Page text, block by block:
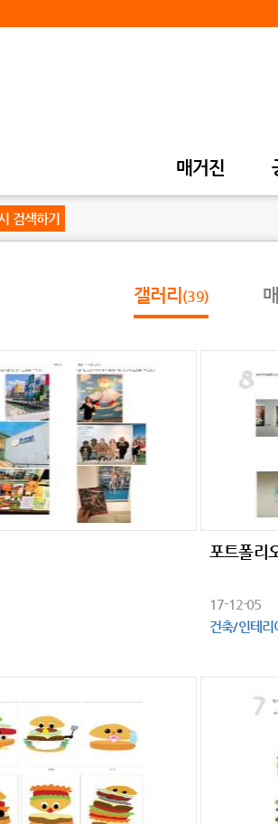
매거진
검색하기
갤러리 (39)
포트폴리
17-12-05
건축/인테리